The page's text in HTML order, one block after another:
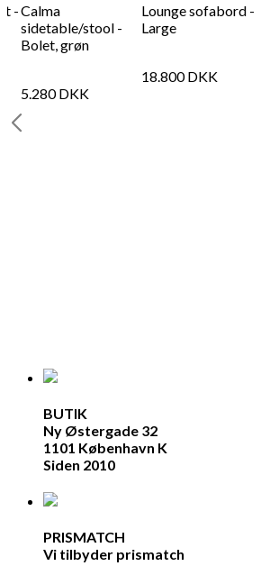
-Calma
sidetable/stool -
Bolet, grøn
5.280DKK
Lounge sofabord -
Large
18.800DKK
BUTIK
Ny Østergade 32
1101 København K
Siden 2010
PRISMATCH
Vi tilbyder prismatch